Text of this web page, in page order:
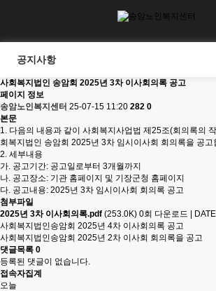
공지사항
사회복지법인 송암회 2025년 3차 이사회의록 공고
페이지 정보
송암노인복지센터 25-07-15 11:20 282 0
본문
1. 다음의 내용과 같이 사회복지사업법 제25조(회의록의
회복지법인 송암회 2025년 3차 임시이사회 회의록을 공고
2. 세부내용
가. 공고기간: 공고일로부터 3개월까지
나. 공고장소: 기관 홈페이지 및 기장군청 홈페이지
다. 공고내용: 2025년 3차 임시이사회 회의록 공고
첨부파일
2025년 3차 이사회의록.pdf (253.0K) 0회 다운로드
사회복지법인송암회 2025년 4차 이사회의록 공고
사회복지법인송암회 2025년 2차 이사회 회의록을 공고
댓글목록 0
등록된 댓글이 없습니다.
접속자집계
오늘